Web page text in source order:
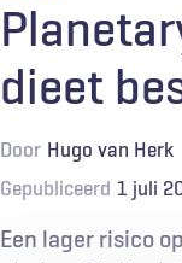
dieet
Door Hugo van Herk
Gepubliceerd 1 juli
Een lager risico